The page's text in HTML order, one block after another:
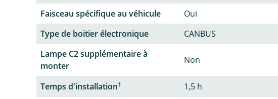
Faisceau spécifique au véhicule
Oui
Type de boitier électronique
CANBUS
Lampe C2 supplémentaire à
monter
Non
Temps d'installation1
1,5 h